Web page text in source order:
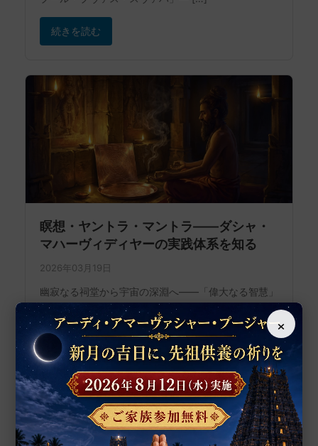
続きを読む
瞑想・ヤントラ・マントラ——ダシャ・
マハーヴィディヤーの実践体系を知る
2026年03月19日
幽寂なる祠堂から宇宙の深淵へ——「偉大なる智慧」
の扉を開く 女神の名を唱え、幾何学図形を凝視し、
身体の内側に宇宙を観る——。 薄暗い祠堂のなか
で、一人の修行者が静かに目を閉じています。唇から
は低く、しかし一定のリズムで真 […]
続きを読む
×